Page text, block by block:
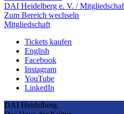
DAI Heidelberg e. V. /
Zum Bereich wechseln
Mitgliedschaft
Tickets kaufen
English
Facebook
Instagram
YouTube
LinkedIn
DAI Heidelberg.